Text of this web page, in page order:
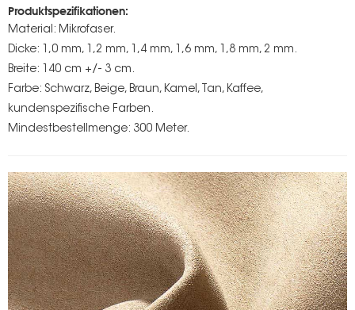
Produktspezifikationen:
Material: Mikrofaser.
Dicke: 1,0 mm, 1,2 mm, 1,4 mm, 1,6 mm, 1,8 mm, 2 mm.
Breite: 140 cm +/- 3 cm.
Farbe: Schwarz, Beige, Braun, Kamel, Tan, Kaffee,
kundenspezifische Farben.
Mindestbestellmenge: 300 Meter.